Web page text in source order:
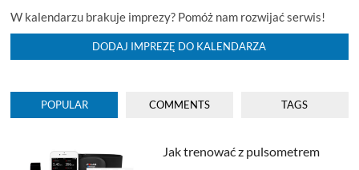
BLOG
W kalendarzu brakuje imprezy? Pomóż nam rozwijać serwis!
DODAJ IMPREZĘ DO KALENDARZA
POPULAR COMMENTS TAGS
Jak trenować z pulsometrem